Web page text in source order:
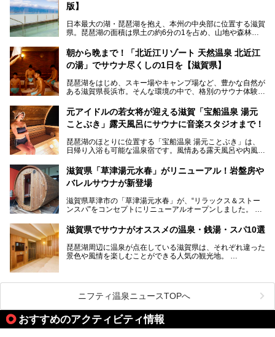
版】
日本最大の湖・琵琶湖を抱え、本州の中央部に位置する滋賀
県。琵琶湖の面積は県土の約6分の1を占め、山地や森林部
して栄え、県内には世界遺産の比叡山延暦寺、天守が国宝に
指定されている彦根城、国の特別史跡の安土城跡など、多数
の史跡があります。
琵琶湖の雄大な景色を眺めながら入れる施設もありますよ。
朝から晩まで！「北近江リゾート 天然温泉 北近江
の湯」でサウナ尽くしの1日を【滋賀県】
琵琶湖をはじめ、スキー場やキャンプ場など、豊かな自然が
ある滋賀県長浜市。そんな環境の中で、格別のサウナ体験を
今回は、「北近江リゾート 天然温泉 北近江の湯」で朝から
晩まで楽しめる過ごし方をご紹介！ サウナ設備やサウナド
違いなしですよ。
───
この記事は北近江リゾート 天然温泉 北近江の湯のPR記事で
す。
元アイドルの若女将が迎える滋賀「宝船温泉 湯元
ことぶき」露天風呂にサウナに音楽スタジオまで！
琵琶湖のほとりに位置する「宝船温泉 湯元ことぶき」は、
日帰り入浴も可能な温泉宿です。風情ある露天風呂や内風
ープン。湖からそよぐ爽やかな風を感じながらサウナと温泉
が楽しめます。
を打てるのも醍醐味の一つ。そして、若女将はなんと「元ア
イドル」の現役アーティスト。音楽スタジオまで備えたユニ
滋賀県「草津湯元水春」がリニューアル！岩盤房や
バレルサウナが新登場
滋賀県草津市の「草津湯元水春」が、“リラックス＆ストー
ンスパ”をコンセプトにリニューアルオープンしました。
たほか、岩盤房やバレルサウナも新設されました。さらに地
産地消をテーマにしたレストランメニューもパワーアップ。
今回新しくなった「草津湯元水春」の魅力を余すところなく
紹介します。
滋賀県でサウナがオススメの温泉・銭湯・スパ10選
琵琶湖周辺に温泉が点在している滋賀県は、それぞれ違った
景色や風情を楽しむことができる人気の観光地。
旅行やお出かけのついではもちろん、近隣にお住いの方はぜ
ひ気軽に立ち寄ってみてくださいね。
ニフティ温泉ニュースTOPへ
おすすめのアクティビティ情報